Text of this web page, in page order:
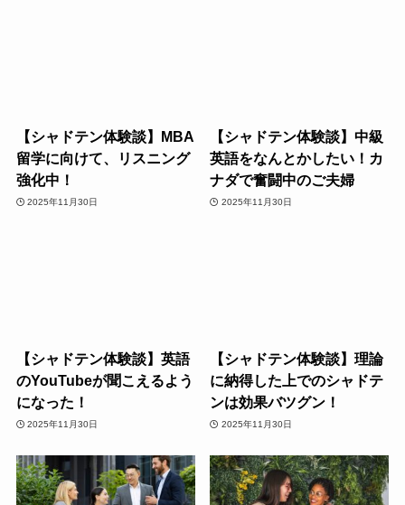
【シャドテン体験談】MBA
留学に向けて、リスニング
強化中！
2025年11月30日
【シャドテン体験談】中級
英語をなんとかしたい！カ
ナダで奮闘中のご夫婦
2025年11月30日
【シャドテン体験談】英語
のYouTubeが聞こえるよう
になった！
2025年11月30日
【シャドテン体験談】理論
に納得した上でのシャドテ
ンは効果バツグン！
2025年11月30日